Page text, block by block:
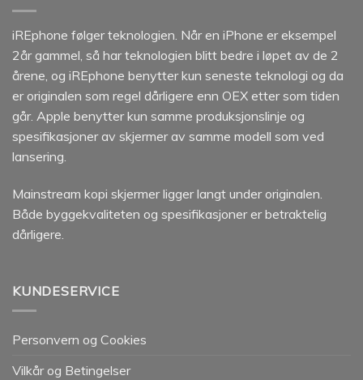
iREphone følger teknologien. Når en iPhone er eksempel
2år gammel, så har teknologien blitt bedre i løpet av de 2
årene, og iREphone benytter kun seneste teknologi og da
er originalen som regel dårligere enn OEX etter som tiden
går. Apple benytter kun samme produksjonslinje og
spesifikasjoner av skjermer av samme modell som ved
lansering.
Mainstream kopi skjermer ligger langt under originalen.
Både byggekvaliteten og spesifikasjoner er betraktelig
dårligere.
KUNDESERVICE
Personvern og Cookies
Vilkår og Betingelser